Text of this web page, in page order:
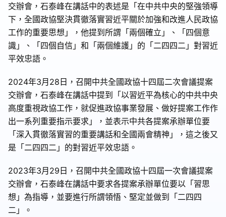
交辦會，石泰峰在講話中的表述是「在中共中央的堅強領導
下，全國政協堅決貫徹落實習近平關於加強和改進人民政協
工作的重要思想」，他提到所謂「兩個確立」、「四個意
識」、「四個自信」和「兩個維護」的「二四四二」對習近
平效忠語。
2024年3月28日，召開中共全國政協十四屆二次會議提案
交辦會，石泰峰在講話中提到「以習近平為核心的中共中央
高度重視政協工作，就促進政協事業發展、做好提案工作作
出一系列重要指示要求」，並表示中共各提案承辦單位要
「深入貫徹落實習的重要講話和全國兩會精神」，這之後又
是「二四四二」的對習近平效忠語。
2023年3月29日，召開中共全國政協十四屆一次會議提案
交辦會，石泰峰在講話中要求各提案承辦單位要以「習思
想」為指導，並要進行所謂領悟、堅定並做到「二四四
二」。